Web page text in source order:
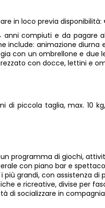
programma di giochi,
con piano bar e
grandi, con assistenza
e ricreative, divise per
di socializzare in
di piccola taglia, max. 10
compiuti e da pagare
include: animazione diurna
con un ombrellone e
con docce, lettini e
in loco previa disponibilità: